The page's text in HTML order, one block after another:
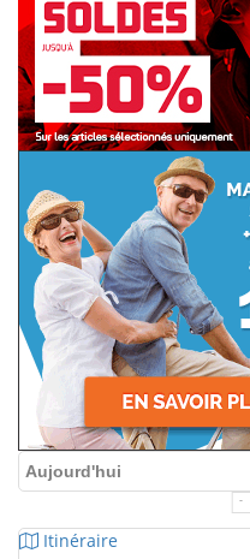
Aujourd'hui
Itinéraire